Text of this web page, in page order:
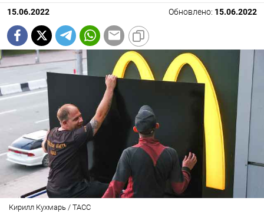
15.06.2022 Обновлено: 15.06.2022
Кирилл Кухмарь / ТАСС